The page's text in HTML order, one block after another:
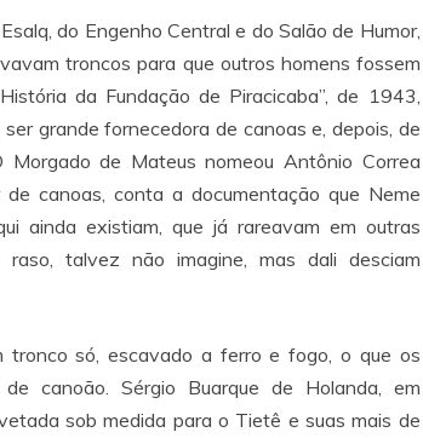
do Engenho Central e do Salão de Humor,
troncos para que outros homens fossem
da Fundação de Piracicaba”, de 1943,
grande fornecedora de canoas e, depois, de
de Mateus nomeou Antônio Correa
canoas, conta a documentação que Neme
ainda existiam, que já rareavam em outras
talvez não imagine, mas dali desciam
tronco só, escavado a ferro e fogo, o que os
canoão. Sérgio Buarque de Holanda, em
sob medida para o Tietê e suas mais de